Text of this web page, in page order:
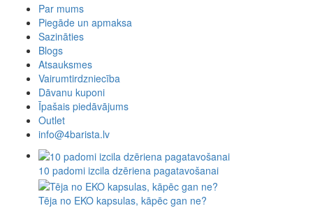
Par mums
Piegāde un apmaksa
Sazināties
Blogs
Atsauksmes
Vairumtirdzniecība
Dāvanu kuponi
Īpašais piedāvājums
Outlet
info@4barista.lv
10 padomi izcila dzēriena pagatavošanai
Tēja no EKO kapsulas, kāpēc gan ne?